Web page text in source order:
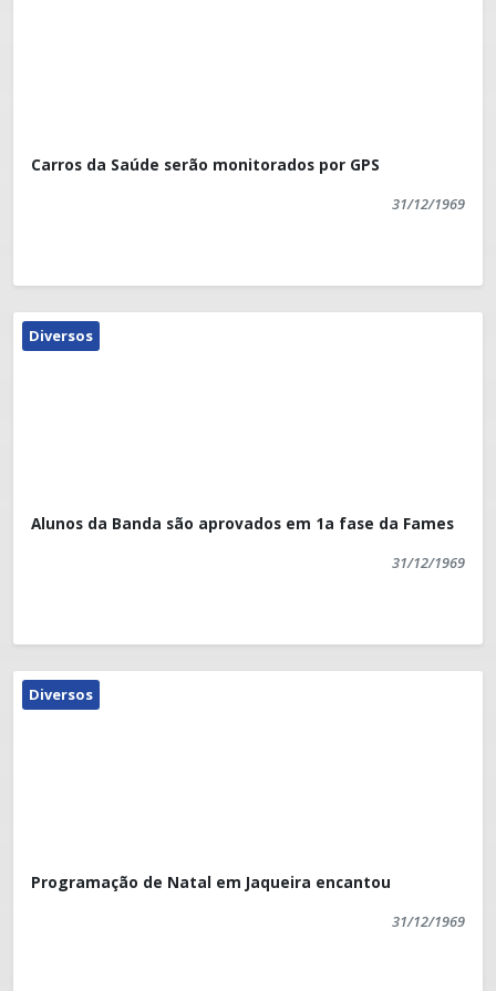
Carros da Saúde serão monitorados por GPS
31/12/1969
Diversos
Alunos da Banda são aprovados em 1a fase da Fames
31/12/1969
Diversos
Programação de Natal em Jaqueira encantou
31/12/1969